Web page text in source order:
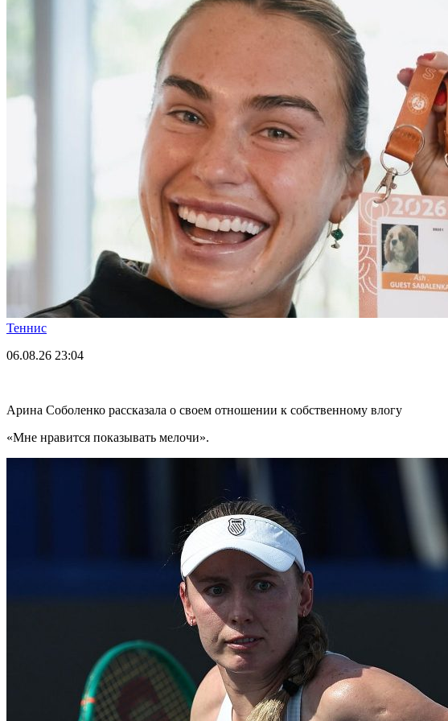
Теннис
06.08.26 23:04
Арина Соболенко рассказала о своем отношении к собственному влогу
«Мне нравится показывать мелочи».